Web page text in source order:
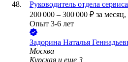
Руководитель отдела сервиса
200 000 – 300 000 ₽ за месяц,
Опыт 3-6 лет
Задорина Наталья
Москва
Курская и еще 3